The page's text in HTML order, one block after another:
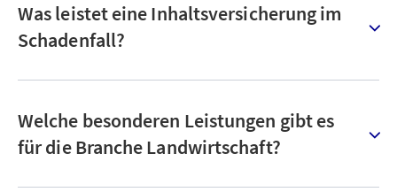
Was leistet eine Inhaltsversicherung im
Schadenfall?
Welche besonderen Leistungen gibt es
für die Branche Landwirtschaft?